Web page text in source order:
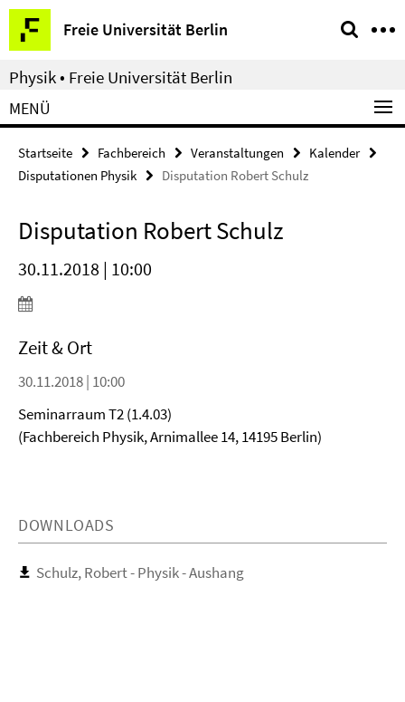
Springe
direkt
zu
Inhalt
Freie Universität Berlin
Service-
Navigation
Physik • Freie Universität Berlin
MENÜ
Startseite Fachbereich Veranstaltungen
Kalender
Disputationen Physik
Disputation Robert Schulz
Disputation Robert Schulz
30.11.2018 | 10:00
Zeit & Ort
30.11.2018 | 10:00
Seminarraum T2 (1.4.03)
(Fachbereich Physik, Arnimallee 14, 14195 Berlin)
DOWNLOADS
Schulz, Robert - Physik - Aushang